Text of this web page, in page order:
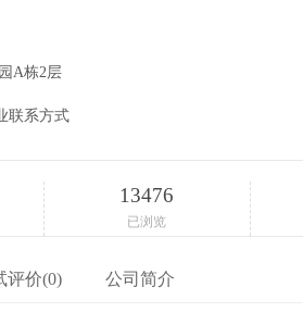
A栋2层
联系方式
13476
已浏览
评价(0) 公司简介